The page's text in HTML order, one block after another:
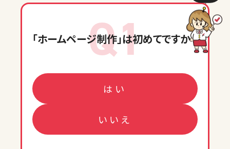
Q1
「ホームページ制作」は初めてですか？
はい
いいえ